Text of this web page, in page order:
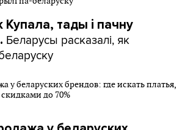
Купала, тады і пачну
Беларусы расказалі, як